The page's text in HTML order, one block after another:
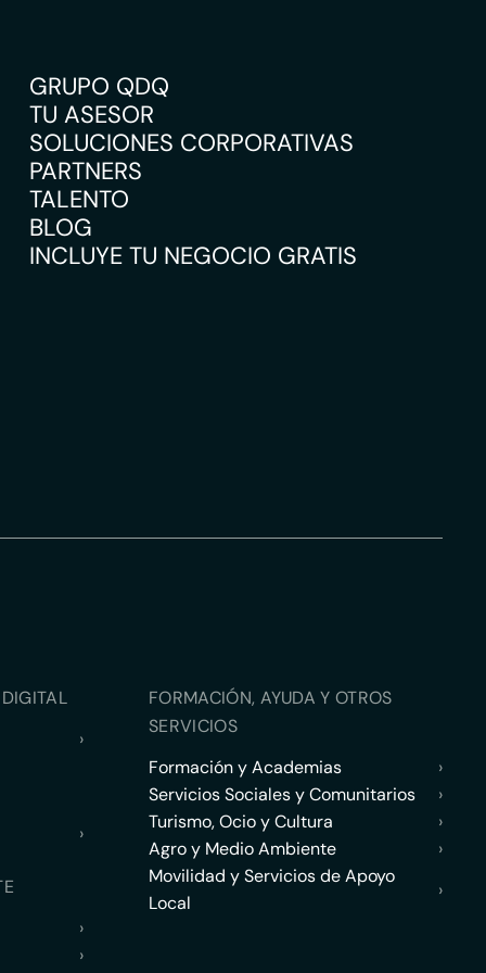
GRUPO QDQ
TU ASESOR
SOLUCIONES CORPORATIVAS
PARTNERS
TALENTO
BLOG
INCLUYE TU NEGOCIO GRATIS
›
›
›
›
FORMACIÓN, AYUDA Y OTROS
SERVICIOS
Formación y Academias
›
Servicios Sociales y Comunitarios
›
Turismo, Ocio y Cultura
›
Agro y Medio Ambiente
›
Movilidad y Servicios de Apoyo
Local
›